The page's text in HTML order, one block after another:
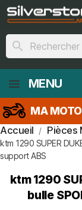
search
MENU
MA MOTO
Accueil Pièces
ktm 1290 SUPER
support ABS
ktm 1290
bulle